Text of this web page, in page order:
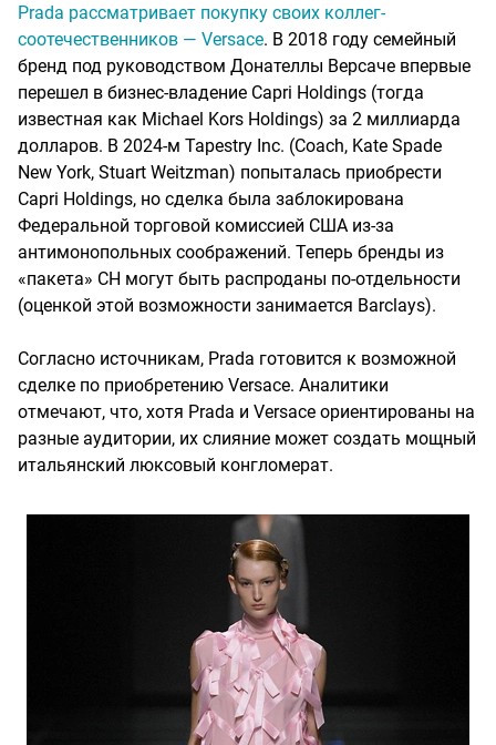
Prada рассматривает покупку своих коллег-
соотечественников — Versace. В 2018 году семейный
бренд под руководством Донателлы Версаче впервые
перешел в бизнес-владение Capri Holdings (тогда
известная как Michael Kors Holdings) за 2 миллиарда
долларов. В 2024-м Tapestry Inc. (Coach, Kate Spade
New York, Stuart Weitzman) попыталась приобрести
Capri Holdings, но сделка была заблокирована
Федеральной торговой комиссией США из-за
антимонопольных соображений. Теперь бренды из
«пакета» CH могут быть распроданы по-отдельности
(оценкой этой возможности занимается Barclays).
Согласно источникам, Prada готовится к возможной
сделке по приобретению Versace. Аналитики
отмечают, что, хотя Prada и Versace ориентированы на
разные аудитории, их слияние может создать мощный
итальянский люксовый конгломерат.